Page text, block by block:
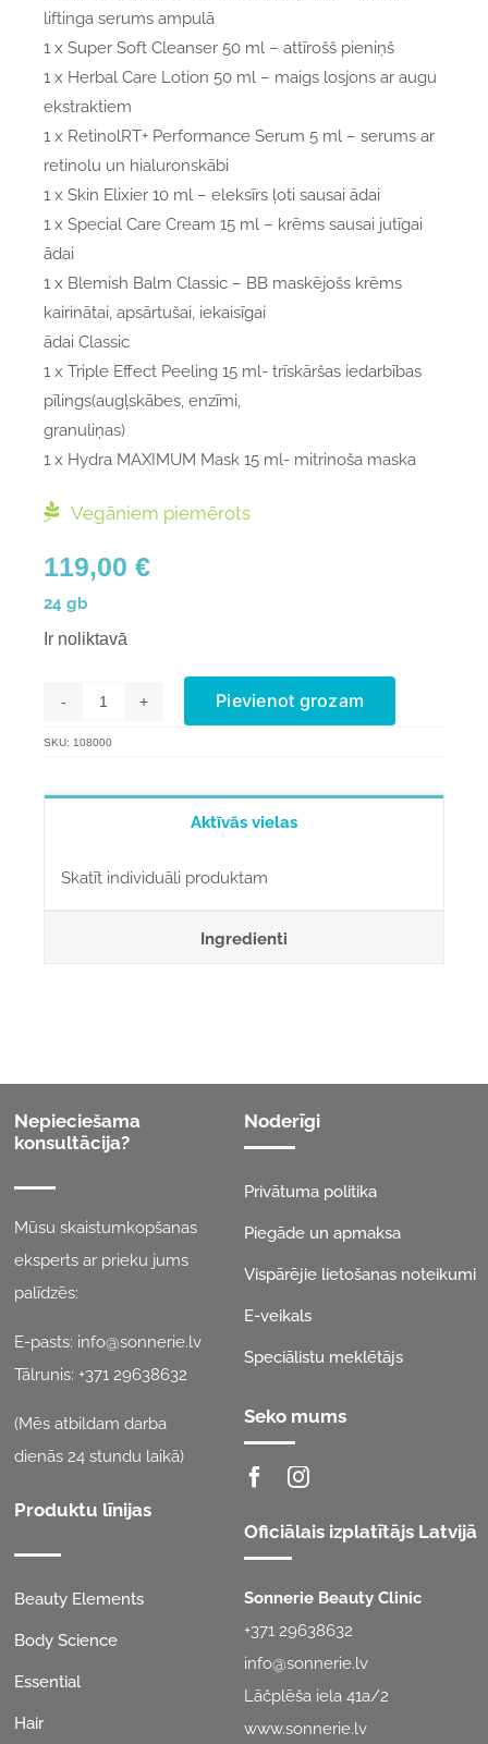
liftinga serums ampulā
1 x Super Soft Cleanser 50 ml – attīrošš pieniņš
1 x Herbal Care Lotion 50 ml – maigs losjons ar augu
ekstraktiem
1 x RetinolRT+ Performance Serum 5 ml – serums ar
retinolu un hialuronskābi
1 x Skin Elixier 10 ml – eleksīrs ļoti sausai ādai
1 x Special Care Cream 15 ml – krēms sausai jutīgai
ādai
1 x Blemish Balm Classic – BB maskējošs krēms
kairinātai, apsārtušai, iekaisīgai
ādai Classic
1 x Triple Effect Peeling 15 ml- trīskāršas iedarbības
pīlings(augļskābes, enzīmi,
granuliņas)
1 x Hydra MAXIMUM Mask 15 ml- mitrinoša maska
Vegāniem piemērots
119,00 €
24 gb
Ir noliktavā
Kalendārs
Pievienot grozam
SKU: 108000
Aktīvās vielas
Skatīt individuāli produktam
Ingredienti
Nepieciešama
konsultācija?
Mūsu skaistumkopšanas
eksperts ar prieku jums
palīdzēs:
E-pasts: info@sonnerie.lv
Tālrunis:+371 29638632
(Mēs atbildam darba
dienās 24 stundu laikā)
Produktu līnijas
Beauty Elements
Body Science
Essential
Hair
Noderīgi
Privātuma politika
Piegāde un apmaksa
Vispārējie lietošanas noteikumi
E-veikals
Speciālistu meklētājs
Seko mums
Oficiālais izplatītājs Latvijā
Sonnerie Beauty Clinic
+371 29638632
info@sonnerie.lv
Lāčplēša iela 41a/2
www.sonnerie.lv